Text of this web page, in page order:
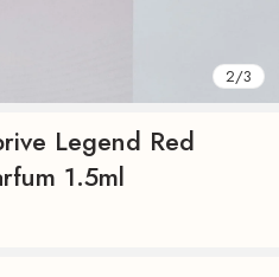
2/3
Legend Red
1.5ml